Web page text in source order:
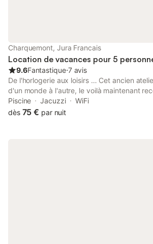
Charquemont, Jura Francais
Location de vacances pour 5
9.6Fantastique⋅7 avis
De l'horlogerie aux loisirs … Cet ancien
d'un monde à l'autre, le voilà maintenant
chambres d'hôtes. Romantique, calme,
caractérisent les trois chambres nommées
Piscine Jacuzzi
WiFi
dès 75 € par nuit